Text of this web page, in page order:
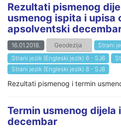
Rezultati pismenog
usmenog ispita i upisa
apsolventski
16.01.2018. Geodezija
Strani
Strani jezik (Engleski jezik) 6 - SJ6
Strani jezik (Engleski jezik) 8 - SJ8
Rezultati pismenog i termin
Termin usmenog
decembar